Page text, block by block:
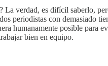
La verdad, es difícil saberlo,
periodistas con demasiado
humanamente posible para
bien en equipo.